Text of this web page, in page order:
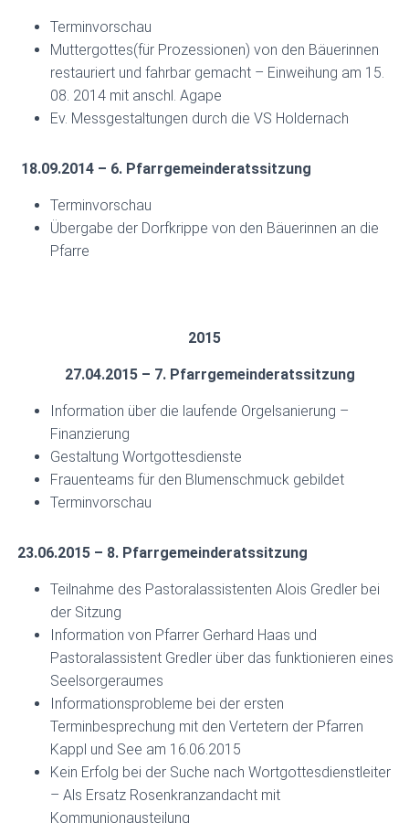
Terminvorschau
Muttergottes(für Prozessionen) von den Bäuerinnen
restauriert und fahrbar gemacht – Einweihung am 15.
08. 2014 mit anschl. Agape
Ev. Messgestaltungen durch die VS Holdernach
18.09.2014 – 6. Pfarrgemeinderatssitzung
Terminvorschau
Übergabe der Dorfkrippe von den Bäuerinnen an die
Pfarre
2015
27.04.2015 – 7. Pfarrgemeinderatssitzung
Information über die laufende Orgelsanierung –
Finanzierung
Gestaltung Wortgottesdienste
Frauenteams für den Blumenschmuck gebildet
Terminvorschau
23.06.2015 – 8. Pfarrgemeinderatssitzung
Teilnahme des Pastoralassistenten Alois Gredler bei
der Sitzung
Information von Pfarrer Gerhard Haas und
Pastoralassistent Gredler über das funktionieren eines
Seelsorgeraumes
Informationsprobleme bei der ersten
Terminbesprechung mit den Vertetern der Pfarren
Kappl und See am 16.06.2015
Kein Erfolg bei der Suche nach Wortgottesdienstleiter
– Als Ersatz Rosenkranzandacht mit
Kommunionausteilung